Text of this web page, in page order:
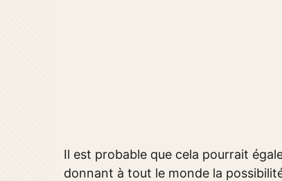
Il est probable que cela pourrait
donnant à tout le monde la